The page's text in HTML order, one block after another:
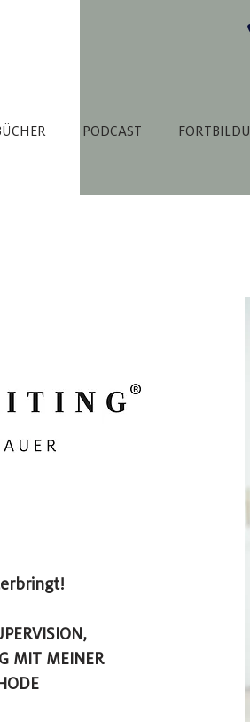
PODCAST
MIT MEINER